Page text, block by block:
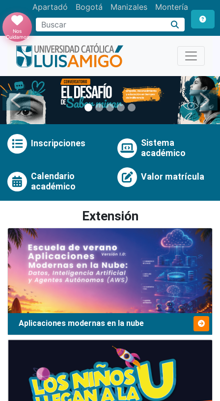
Apartadó Bogotá Manizales Montería
Buscar
Nos
Cuidamos
Anterior
Inscripciones
Sistema
académico
Calendario
académico
Valor matrícula
Extensión
Aplicaciones modernas en la nube